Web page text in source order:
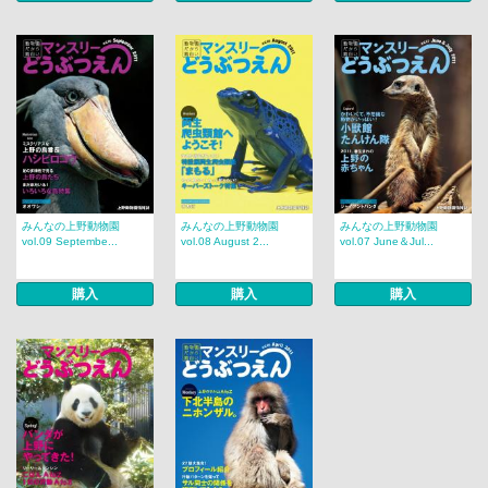
みんなの上野動物園
vol.09 Septembe...
購入
みんなの上野動物園
vol.08 August 2...
購入
みんなの上野動物園
vol.07 June＆Jul...
購入